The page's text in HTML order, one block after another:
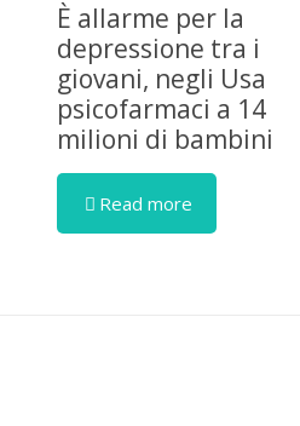
È allarme per la
depressione tra i
giovani, negli Usa
psicofarmaci a 14
milioni di bambini
Read more